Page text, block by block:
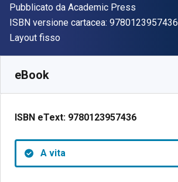
Editore
Pubblicato da Academic Press
ISBN versione cartacea: 9780123957436
Formato
Layout fisso
eBook
ISBN eText: 9780123957436
A vita